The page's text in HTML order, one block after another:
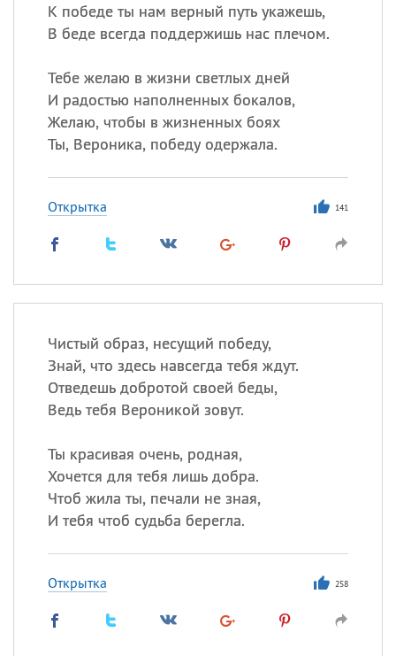
К победе ты нам верный путь укажешь,
В беде всегда поддержишь нас плечом.
Тебе желаю в жизни светлых дней
И радостью наполненных бокалов,
Желаю, чтобы в жизненных боях
Ты, Вероника, победу одержала.
Открытка 141
Чистый образ, несущий победу,
Знай, что здесь навсегда тебя ждут.
Отведешь добротой своей беды,
Ведь тебя Вероникой зовут.
Ты красивая очень, родная,
Хочется для тебя лишь добра.
Чтоб жила ты, печали не зная,
И тебя чтоб судьба берегла.
Открытка 258